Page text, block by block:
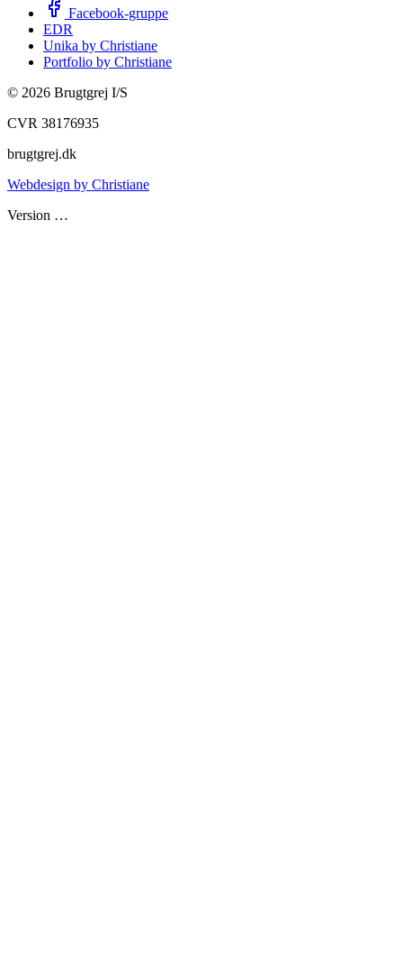
Facebook-gruppe
EDR
Unika by Christiane
Portfolio by Christiane
© 2026 Brugtgrej I/S
CVR 38176935
brugtgrej.dk
Webdesign by Christiane
Version …